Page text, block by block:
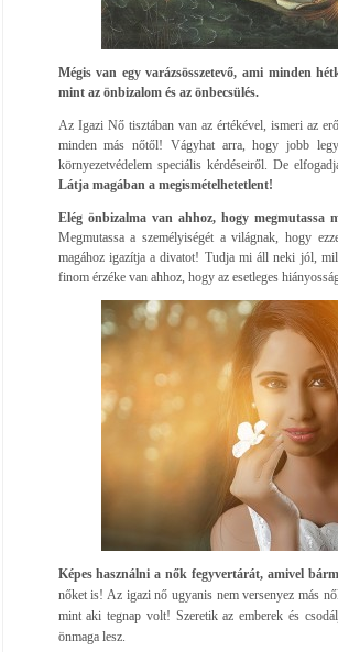
Mégis van egy varázsösszetevő, ami minden
mint az önbizalom és az önbecsülés.
Az Igazi Nő tisztában van az értékével, ismeri az
minden más nőtől! Vágyhat arra, hogy jobb
környezetvédelem speciális kérdéseiről. De
Látja magában a megismételhetetlent!
Elég önbizalma van ahhoz, hogy megmutassa
Megmutassa a személyiségét a világnak, hogy
magához igazítja a divatot! Tudja mi áll neki jól,
finom érzéke van ahhoz, hogy az esetleges
Képes használni a nők fegyvertárát, amivel
nőket is! Az igazi nő ugyanis nem versenyez más
mint aki tegnap volt! Szeretik az emberek és
önmaga lesz.